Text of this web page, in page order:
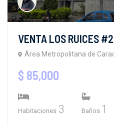
VENTA LOS RUICES
Área Metropolitana de
$ 85,000
Habitaciones 3 Baños 1